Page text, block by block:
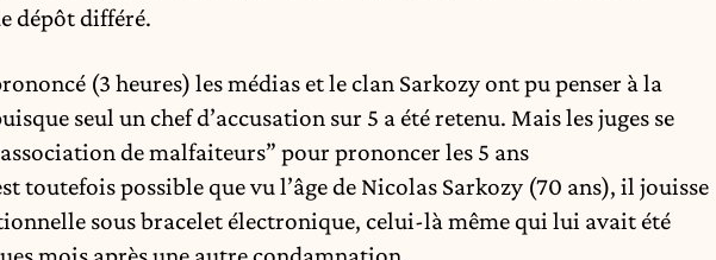
dépôt différé.
(3 heures) les médias et le clan Sarkozy ont pu penser à la
seul un chef d’accusation sur 5 a été retenu. Mais les juges se
de malfaiteurs” pour prononcer les 5 ans
toutefois possible que vu l’âge de Nicolas Sarkozy (70 ans), il jouisse
sous bracelet électronique, celui-là même qui lui avait été